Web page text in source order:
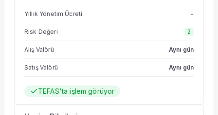
Yıllık Yönetim Ücreti -
Risk Değeri 2
Alış Valörü Aynı gün
Satış Valörü Aynı gün
TEFAS'ta işlem görüyor